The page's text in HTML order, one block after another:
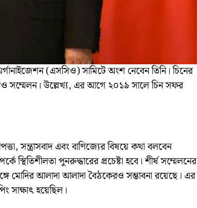
(এসসিও) সামিটে অংশ নেবেন তিনি। চিনের
সম্মেলন। উল্লেখ্য, এর আগে ২০১৯ সালে চিন সফর
সন্ত্রাসবাদ এবং বাণিজ্যের বিষয়ে কথা বলবেন
স্থিতিশীলতা পুনরুদ্ধারের প্রচেষ্টা হবে। শীর্ষ সম্মেলনের
মোদির আলাদা আলাদা বৈঠকেরও সম্ভাবনা রয়েছে।এর
সাক্ষাৎ হয়েছিল।